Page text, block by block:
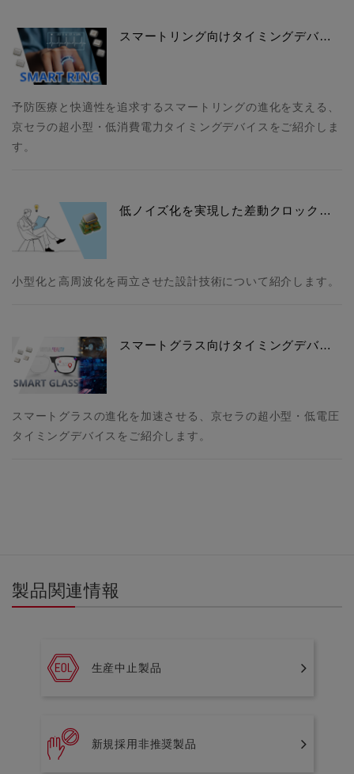
スマートリング向けタイミングデバ…
予防医療と快適性を追求するスマートリングの進化を支える、
京セラの超小型・低消費電力タイミングデバイスをご紹介しま
す。
低ノイズ化を実現した差動クロック…
小型化と高周波化を両立させた設計技術について紹介します。
スマートグラス向けタイミングデバ…
スマートグラスの進化を加速させる、京セラの超小型・低電圧
タイミングデバイスをご紹介します。
製品関連情報
生産中止製品
新規採用非推奨製品